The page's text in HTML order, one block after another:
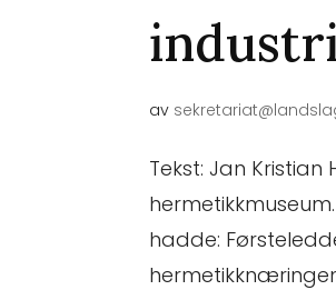
av
Tekst: Jan
hadde: